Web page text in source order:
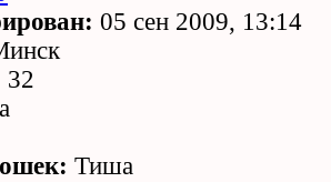
05 сен 2009, 13:14
32
Тиша